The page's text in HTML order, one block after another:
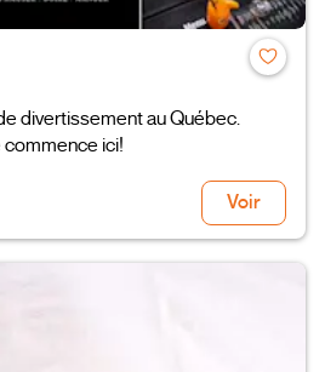
divertissement au Québec.
ici!
Voir